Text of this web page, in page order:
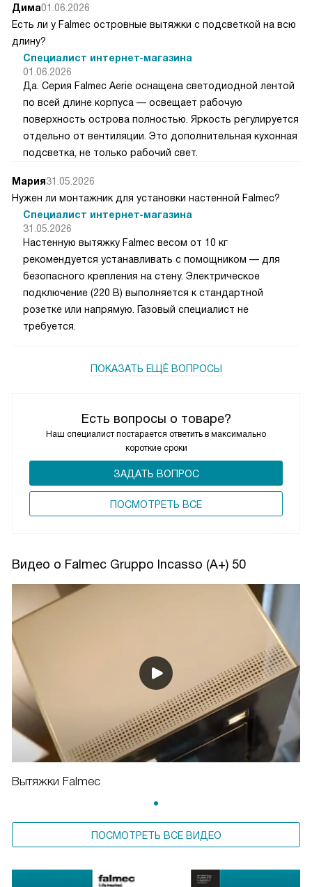
Есть вопросы о товаре?
Наш специалист постарается ответить в максимально
короткие сроки
ЗАДАТЬ ВОПРОС
ПОCМОТРЕТЬ ВСЕ
Дима01.06.2026
Есть ли у Falmec островные вытяжки с подсветкой на всю
длину?
Специалист интернет-магазина
01.06.2026
Да. Серия Falmec Aerie оснащена светодиодной лентой
по всей длине корпуса — освещает рабочую
поверхность острова полностью. Яркость регулируется
отдельно от вентиляции. Это дополнительная кухонная
подсветка, не только рабочий свет.
Мария31.05.2026
Нужен ли монтажник для установки настенной Falmec?
Специалист интернет-магазина
31.05.2026
Настенную вытяжку Falmec весом от 10 кг
рекомендуется устанавливать с помощником — для
безопасного крепления на стену. Электрическое
подключение (220 В) выполняется к стандартной
розетке или напрямую. Газовый специалист не
требуется.
ПОКАЗАТЬ ЕЩЁ ВОПРОСЫ
Видео о Falmec Gruppo Incasso (A+) 50
Вытяжки Falmec
ПОСМОТРЕТЬ ВСЕ ВИДЕО